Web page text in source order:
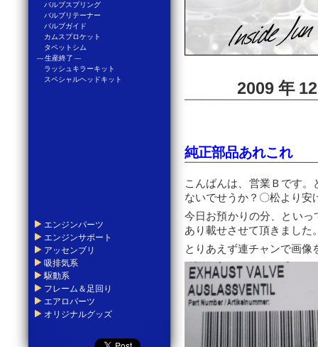
2009 年
純正部品あれこれ
こんばんは、営業Ｂです
ないでせうか？〇松より安
今日お預かりの分、とい
あり載せさせて頂きました
とりあえず連チャンで画像
バルブスプリング
バルブリテーナー
バルブガイド
カムスプロケット
タペットシム
--- 生産終了 ---
ラッシュキラーキット
スペシャルヘッドキット
エンジンパーツ
エンジンサポート
アッセンブリ
吸排気系
駆動系
フレーム＆足回り
エアロパーツ
オリジナルグッズ